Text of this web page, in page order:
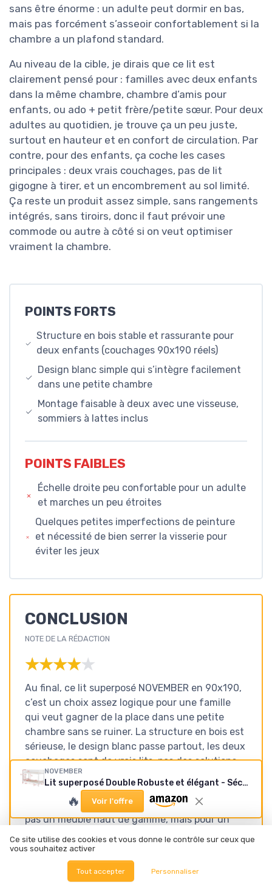
sans être énorme : un adulte peut dormir en bas,
mais pas forcément s’asseoir confortablement si la
chambre a un plafond standard.
Au niveau de la cible, je dirais que ce lit est
clairement pensé pour : familles avec deux enfants
dans la même chambre, chambre d’amis pour
enfants, ou ado + petit frère/petite sœur. Pour deux
adultes au quotidien, je trouve ça un peu juste,
surtout en hauteur et en confort de circulation. Par
contre, pour des enfants, ça coche les cases
principales : deux vrais couchages, pas de lit
gigogne à tirer, et un encombrement au sol limité.
Ça reste un produit assez simple, sans rangements
intégrés, sans tiroirs, donc il faut prévoir une
commode ou autre à côté si on veut optimiser
vraiment la chambre.
POINTS FORTS
Structure en bois stable et rassurante pour
deux enfants (couchages 90x190 réels)
Design blanc simple qui s’intègre facilement
dans une petite chambre
Montage faisable à deux avec une visseuse,
sommiers à lattes inclus
POINTS FAIBLES
Échelle droite peu confortable pour un adulte
et marches un peu étroites
Quelques petites imperfections de peinture
et nécessité de bien serrer la visserie pour
éviter les jeux
CONCLUSION
NOTE DE LA RÉDACTION
★★★★★
★★★★★
Au final, ce lit superposé NOVEMBER en 90x190,
c’est un choix assez logique pour une famille
qui veut gagner de la place dans une petite
chambre sans se ruiner. La structure en bois est
sérieuse, le design blanc passe partout, les deux
couchages sont de vrais lits, pas des solutions
d’appoint. Une fois bien monté et bien serré, le
lit est stable, les barrières du haut rassurent, et
les enfants s’y sont très vite habitués. Ce n’est
pas un meuble haut de gamme, mais pour un
usage quotidien d’enfants ou d’ados, ça tient la
route.
Ce n’est pas parfait non plus : l’échelle n’est pas
NOVEMBER
Lit superposé Double Robuste et élégant - Sécurisé avec barrières et échelle Stable- 2 couchages Confortables 90x190cm Blanc - Facile à Monter, idéal pour Enfants ou Adolescents.
🔥 Voir l'offre
Ce site utilise des cookies et vous donne le contrôle sur ceux que
vous souhaitez activer
Tout accepter Personnaliser